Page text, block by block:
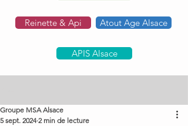
Reinette & Api Atout Age Alsace
APIS Alsace
Groupe MSA Alsace
5 sept. 2024 2 min de lecture